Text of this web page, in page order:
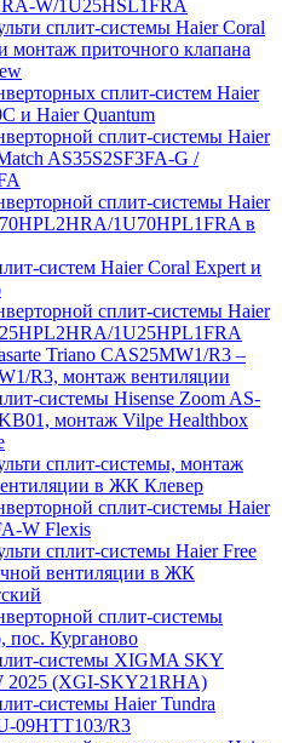
W/1U25HSL1FRA
сплит-системы Haier Coral
монтаж приточного клапана
сплит-систем Haier
и Haier Quantum
сплит-системы Haier
AS35S2SF3FA-G /
сплит-системы Haier
1U70HPL1FRA в
систем Haier Coral Expert и
сплит-системы Haier
1U25HPL1FRA
Triano CAS25MW1/R3 –
R3, монтаж вентиляции
системы Hisense Zoom AS-
монтаж Vilpe Healthbox
сплит-системы, монтаж
в ЖК Клевер
сплит-системы Haier
W Flexis
сплит-системы Haier Free
вентиляции в ЖК
сплит-системы
пос. Курганово
системы XIGMA SKY
2025 (XGI-SKY21RHA)
системы Haier Tundra
09HTT103/R3